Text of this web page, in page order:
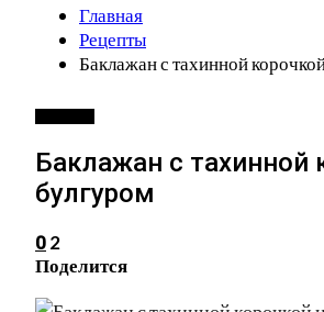
Главная
Рецепты
Баклажан с тахинной
Баклажан с тахинной
булгуром
0 2
Поделится